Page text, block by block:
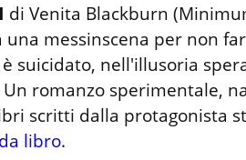
di Venita Blackburn
messinscena per non
suicidato, nell'illusoria
romanzo sperimentale,
scritti dalla protagonista
libro.